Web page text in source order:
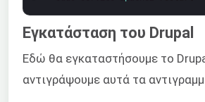
Εγκατάσταση του Drupal
Εδώ θα εγκαταστήσουμε το
αντιγράψουμε αυτά τα